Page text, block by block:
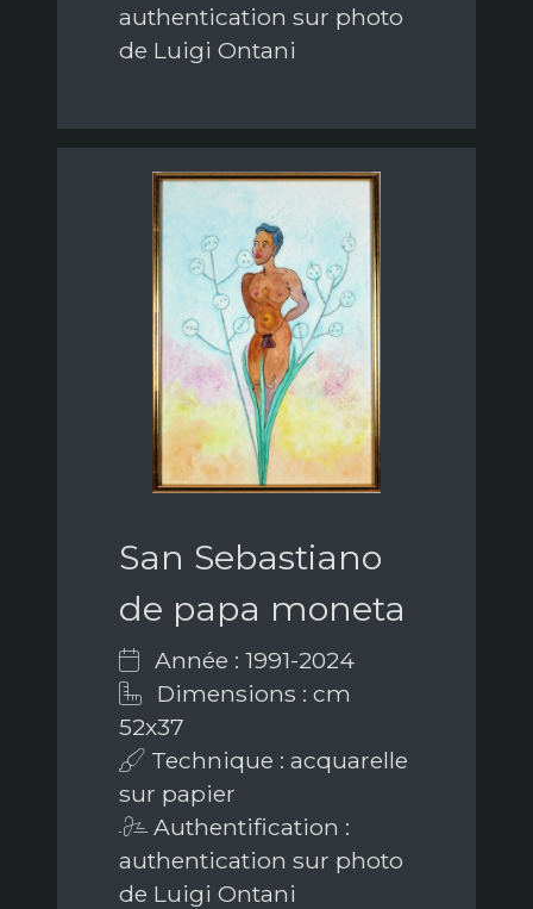
authentication sur photo
de Luigi Ontani
San Sebastiano
de papa moneta
Année : 1991-2024
Dimensions : cm
52x37
Technique : acquarelle
sur papier
Authentification :
authentication sur photo
de Luigi Ontani